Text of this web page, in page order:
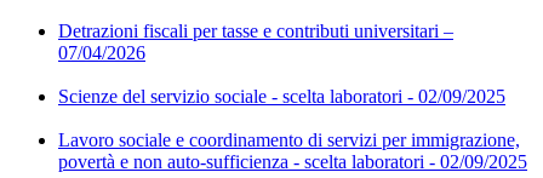
Detrazioni fiscali per tasse e contributi universitari –
07/04/2026
Scienze del servizio sociale - scelta laboratori - 02/09/2025
Lavoro sociale e coordinamento di servizi per immigrazione,
povertà e non auto-sufficienza - scelta laboratori - 02/09/2025